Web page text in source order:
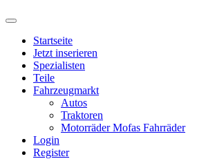
Startseite
Jetzt inserieren
Spezialisten
Teile
Fahrzeugmarkt
Autos
Traktoren
Motorräder Mofas Fahrräder
Login
Register